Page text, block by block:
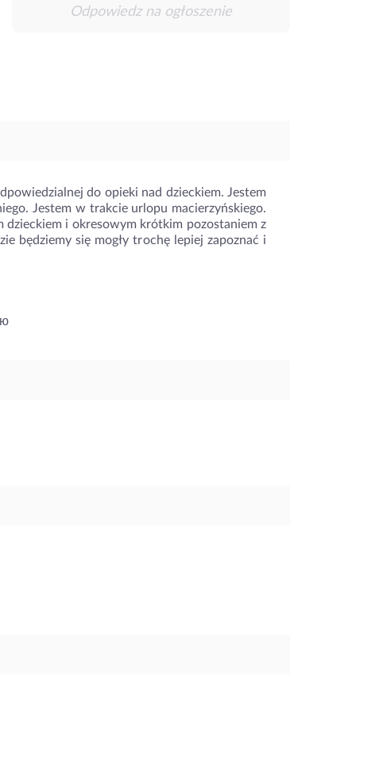
Odpowiedz na ogłoszenie
do opieki nad dzieckiem. Jestem
Jestem w trakcie urlopu macierzyńskiego.
dzieckiem i okresowym krótkim pozostaniem z
będziemy się mogły trochę lepiej zapoznać i